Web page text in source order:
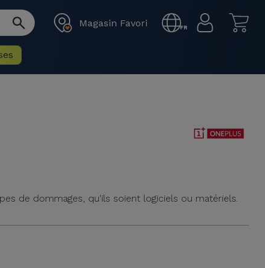
Magasin Favori FR
de dommages, qu'ils soient logiciels ou matériels.